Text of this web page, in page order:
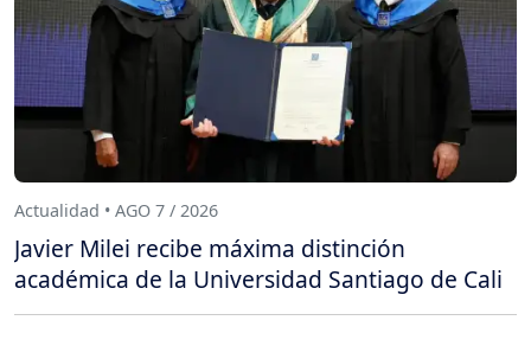
Actualidad • AGO 7 / 2026
Javier Milei recibe máxima distinción
académica de la Universidad Santiago de Cali